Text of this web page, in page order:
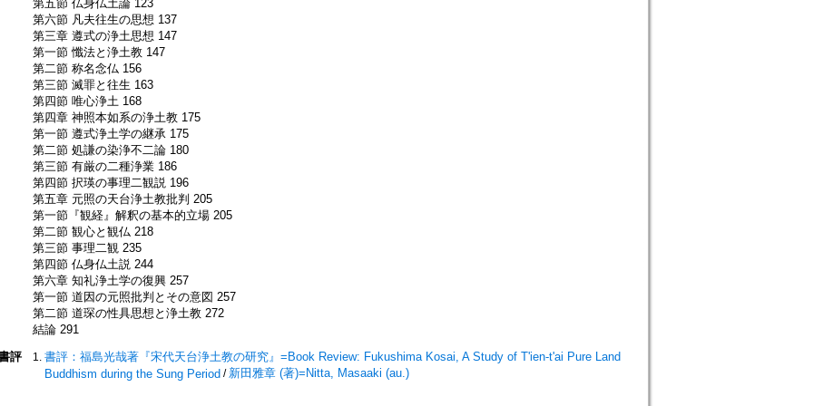
第五節 仏身仏土論 123
第六節 凡夫往生の思想 137
第三章 遵式の浄土思想 147
第一節 懺法と浄土教 147
第二節 称名念仏 156
第三節 滅罪と往生 163
第四節 唯心浄土 168
第四章 神照本如系の浄土教 175
第一節 遵式浄土学の継承 175
第二節 処謙の染浄不二論 180
第三節 有厳の二種浄業 186
第四節 択瑛の事理二観説 196
第五章 元照の天台浄土教批判 205
第一節『観経』解釈の基本的立場 205
第二節 観心と観仏 218
第三節 事理二観 235
第四節 仏身仏土説 244
第六章 知礼浄土学の復興 257
第一節 道因の元照批判とその意図 257
第二節 道琛の性具思想と浄土教 272
結論 291
評
書評：福島光哉著『宋代天台浄土教の研究』=Book Review: Fukushima Kosai, A Study of T'ien-t'ai Pure Land
Buddhism during the Sung Period / 新田雅章 (著)=Nitta, Masaaki (au.)